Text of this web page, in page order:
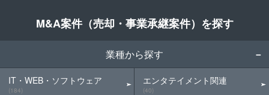
M&A案件（売却・事業承継案件）を探す
業種から探す
IT・WEB・ソフトウェア
(184)
エンタテイメント関連
(40)